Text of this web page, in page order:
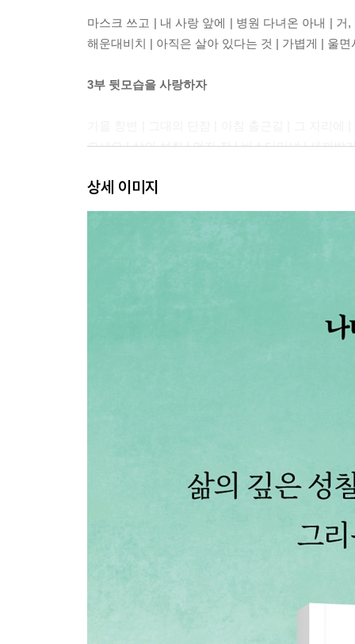
마스크 쓰고 | 내 사랑 앞에 | 병원 다녀온 아내 |
해운대비치 | 아직은 살아 있다는 것 | 가볍게 | 울
3부 뒷모습을 사랑하자
오세요 | 삶의 성취 | 먼저 잠 | 버스터미널 | 새끼발
4부 어떤 그리움은 손으로 써야 한다
한 조각 햇빛 | 수련 | 인생 | 젊은 벗에게 | 오늘 하
상세 이미지